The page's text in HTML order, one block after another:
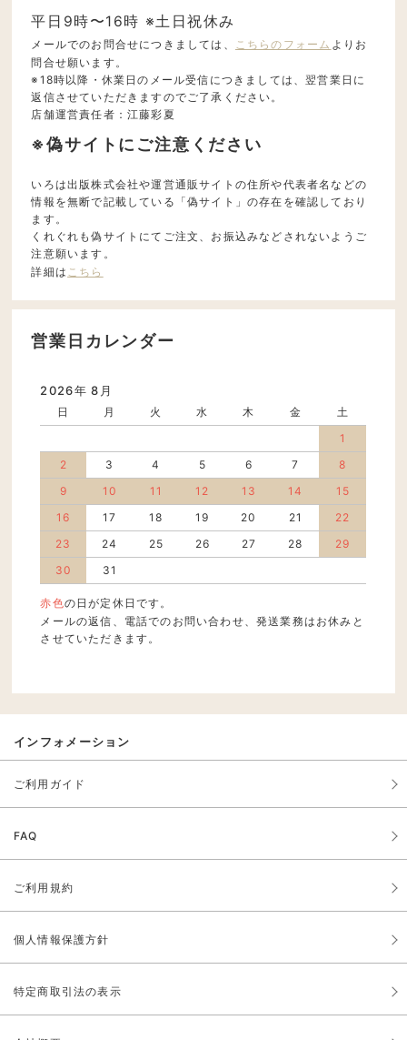
平日9時〜16時 ※土日祝休み
メールでのお問合せにつきましては、 こちらのフォーム よりお
問合せ願います。
※18時以降・休業日のメール受信につきましては、翌営業日に
返信させていただきますのでご了承ください。
店舗運営責任者：江藤彩夏
※偽サイトにご注意ください
いろは出版株式会社や運営通販サイトの住所や代表者名などの
情報を無断で記載している「偽サイト」の存在を確認しており
ます。
くれぐれも偽サイトにてご注文、お振込みなどされないようご
注意願います。
詳細は こちら
営業日カレンダー
2026年 8月
日 月 火 水 木 金
土
1
2
3 4 5 6 7
8
9
10 11 12 13 14
15
16
17 18 19 20 21
22
23
24 25 26 27 28
29
30
31
赤色の日が定休日です。
メールの返信、電話でのお問い合わせ、発送業務はお休みと
させていただきます。
インフォメーション
ご利用ガイド
FAQ
ご利用規約
個人情報保護方針
特定商取引法の表示